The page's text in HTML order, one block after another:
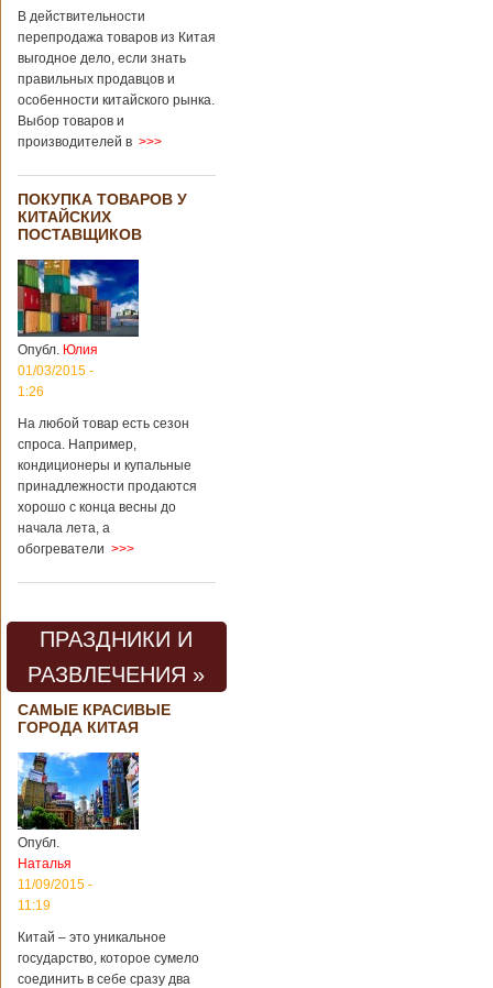
В действительности
перепродажа товаров из Китая
выгодное дело, если знать
правильных продавцов и
особенности китайского рынка.
Выбор товаров и
производителей в >>>
ПОКУПКА ТОВАРОВ У
КИТАЙСКИХ
ПОСТАВЩИКОВ
Опубл. Юлия
01/03/2015 -
1:26
На любой товар есть сезон
спроса. Например,
кондиционеры и купальные
принадлежности продаются
хорошо с конца весны до
начала лета, а
обогреватели >>>
ПРАЗДНИКИ И
РАЗВЛЕЧЕНИЯ »
САМЫЕ КРАСИВЫЕ
ГОРОДА КИТАЯ
Опубл.
Наталья
11/09/2015 -
11:19
Китай – это уникальное
государство, которое сумело
соединить в себе сразу два